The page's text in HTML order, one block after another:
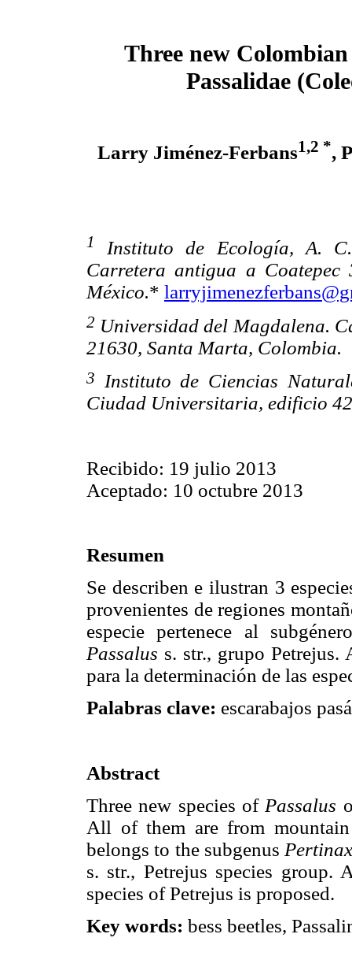
Three new Colombian
Passalidae
Larry Jiménez-Ferbans1,2 *,
1
Instituto de Ecología, A.
Carretera antigua a
México.*
2 Universidad del Magdalena.
21630, Santa Marta, Colombia.
3
Instituto de Ciencias
Ciudad Universitaria, edificio
Recibido: 19 julio 2013
Aceptado: 10 octubre 2013
Resumen
Se describen e ilustran 3
provenientes de regiones
especie pertenece al
Passalus s. str., grupo Petrejus.
para la determinación de las
Palabras clave: escarabajos
Abstract
Three new species of Passalus
All of them are from
belongs to the subgenus Pertinax
s. str., Petrejus species
species of Petrejus is proposed.
Key words: bess beetles,